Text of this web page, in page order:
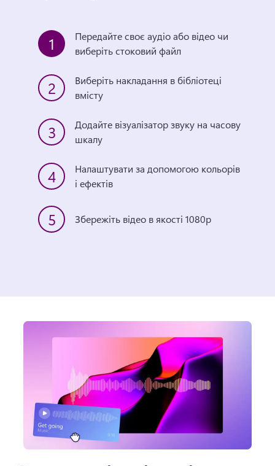
1
Передайте своє аудіо або відео чи
виберіть стоковий файл
2
Виберіть накладання в бібліотеці
3
Додайте візуалізатор звуку на часову
4
Налаштувати за допомогою кольорів
5